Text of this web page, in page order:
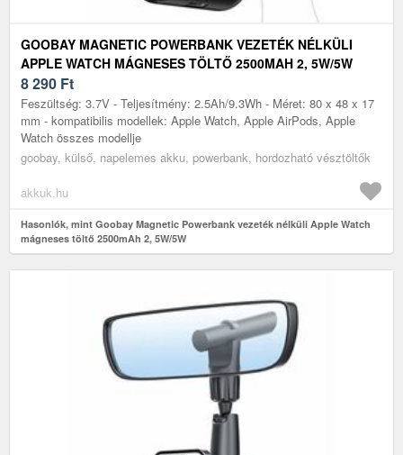
GOOBAY MAGNETIC POWERBANK VEZETÉK NÉLKÜLI
APPLE WATCH MÁGNESES TÖLTŐ 2500MAH 2, 5W/5W
8 290 Ft
Feszültség: 3.7V - Teljesítmény: 2.5Ah/9.3Wh - Méret: 80 x 48 x 17
mm - kompatibilis modellek: Apple Watch, Apple AirPods, Apple
Watch összes modellje
goobay, külső, napelemes akku, powerbank, hordozható vésztöltők
akkuk.hu
Hasonlók, mint Goobay Magnetic Powerbank vezeték nélküli Apple Watch
mágneses töltő 2500mAh 2, 5W/5W